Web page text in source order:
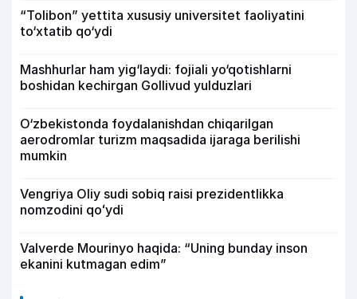
“Tolibon” yettita xususiy universitet faoliyatini
to‘xtatib qo‘ydi
Mashhurlar ham yig‘laydi: fojiali yo‘qotishlarni
boshidan kechirgan Gollivud yulduzlari
O‘zbekistonda foydalanishdan chiqarilgan
aerodromlar turizm maqsadida ijaraga berilishi
mumkin
Vengriya Oliy sudi sobiq raisi prezidentlikka
nomzodini qoʻydi
Valverde Mourinyo haqida: “Uning bunday inson
ekanini kutmagan edim”